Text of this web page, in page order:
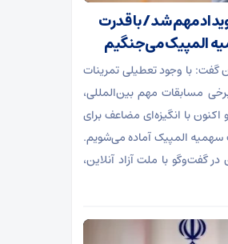
مانع حضورمان در ۲ رویداد مهم شد/ با قدرت
المپیک می‌جنگیم
گفت: با وجود تعطیلی تمرینات
مسابقات مهم بین‌المللی،
با انگیزه‌ای مضاعف برای
المپیک آماده می‌شویم.
گفت‌و‌گو با ملت آزاد آنلاین،